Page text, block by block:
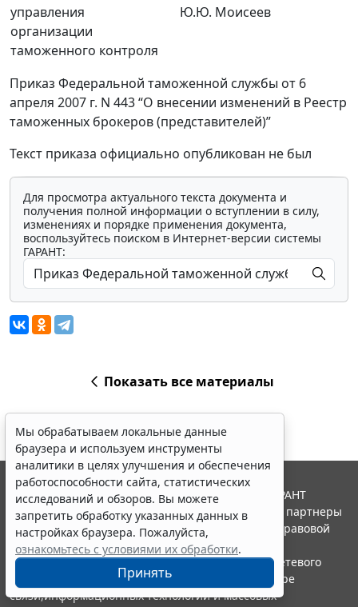
управления
организации
таможенного контроля
Ю.Ю. Моисеев
Приказ Федеральной таможенной службы от 6
апреля 2007 г. N 443 “О внесении изменений в Реестр
таможенных брокеров (представителей)”
Текст приказа официально опубликован не был
Для просмотра актуального текста документа и
получения полной информации о вступлении в силу,
изменениях и порядке применения документа,
воспользуйтесь поиском в Интернет-версии системы
ГАРАНТ:
Показать все материалы
Мы обрабатываем локальные данные
браузера и используем инструменты
аналитики в целях улучшения и обеспечения
работоспособности сайта, статистических
исследований и обзоров. Вы можете
запретить обработку указанных данных в
настройках браузера. Пожалуйста,
ознакомьтесь с условиями их обработки.
Принять
© ООО "НПП "ГАРАНТ-СЕРВИС", 2026. Система ГАРАНТ
выпускается с 1990 года. Компания "Гарант" и ее партнеры
являются участниками Российской ассоциации правовой
информации ГАРАНТ.
Портал ГАРАНТ.РУ зарегистрирован в качестве сетевого
издания Федеральной службой по надзору в сфере
связи,информационных технологий и массовых